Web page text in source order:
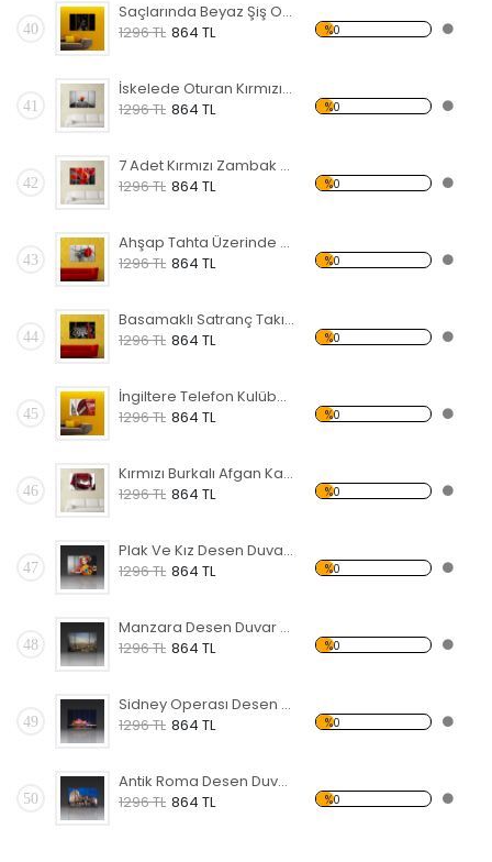
40
Saçlarında Beyaz Şiş Olan Siyahi Kadın Forex Tablo
1296 TL 864 TL %0
41
İskelede Oturan Kırmızı Şemsiyeli Kadın Forex Tablo
1296 TL 864 TL %0
42
7 Adet Kırmızı Zambak Forex Tablo
1296 TL 864 TL %0
43
Ahşap Tahta Üzerinde Kırmızı Gül Forex Tablo
1296 TL 864 TL %0
44
Basamaklı Satranç Takımı Forex Tablo
1296 TL 864 TL %0
45
İngiltere Telefon Kulübesi Forex Tablo
1296 TL 864 TL %0
46
Kırmızı Burkalı Afgan Kadın Forex Tablo
1296 TL 864 TL %0
47
Plak Ve Kız Desen Duvar Panosu
1296 TL 864 TL %0
48
Manzara Desen Duvar Panosu
1296 TL 864 TL %0
49
Sidney Operası Desen Duvar Panosu
1296 TL 864 TL %0
50
Antik Roma Desen Duvar Panosu
1296 TL 864 TL %0